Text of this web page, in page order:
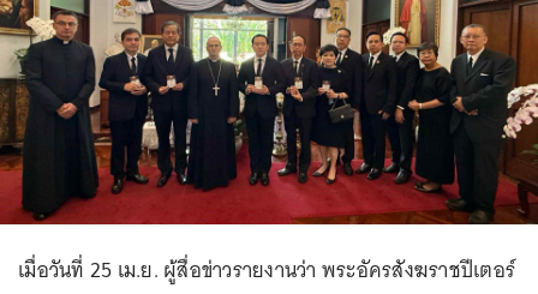
เมื่อวันที่ 25 เม.ย. ผู้สื่อข่าวรายงานว่า พระอัครสังฆราชปีเตอร์